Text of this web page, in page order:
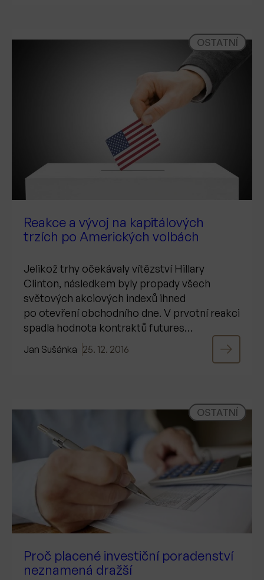
OSTATNÍ
Reakce a vývoj na kapitálových
trzích po Amerických volbách
Jelikož trhy očekávaly vítězství Hillary
Clinton, následkem byly propady všech
světových akciových indexů ihned
po otevření obchodního dne. V prvotní reakci
spadla hodnota kontraktů futures…
Jan Sušánka 25. 12. 2016
OSTATNÍ
Proč placené investiční poradenství
neznamená dražší